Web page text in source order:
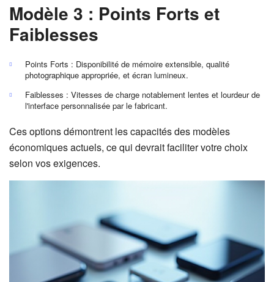
Modèle 3 : Points Forts et
Faiblesses
Points Forts : Disponibilité de mémoire extensible, qualité
photographique appropriée, et écran lumineux.
Faiblesses : Vitesses de charge notablement lentes et lourdeur de
l'interface personnalisée par le fabricant.
Ces options démontrent les capacités des modèles
économiques actuels, ce qui devrait faciliter votre choix
selon vos exigences.